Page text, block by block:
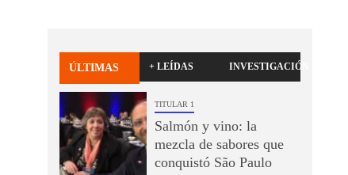
ÚLTIMAS + LEÍDAS INVESTIGACIÓN
TITULAR 1
Salmón y vino: la
mezcla de sabores que
conquistó São Paulo